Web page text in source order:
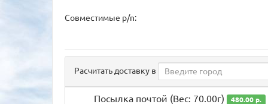
Совместимые p/n:
Расчитать доставку в
Посылка почтой (Вес: 70.00г) 480.00 р.